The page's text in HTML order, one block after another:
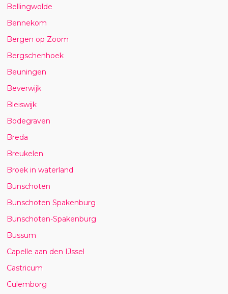
Bellingwolde
Bennekom
Bergen op Zoom
Bergschenhoek
Beuningen
Beverwijk
Bleiswijk
Bodegraven
Breda
Breukelen
Broek in waterland
Bunschoten
Bunschoten Spakenburg
Bunschoten-Spakenburg
Bussum
Capelle aan den IJssel
Castricum
Culemborg